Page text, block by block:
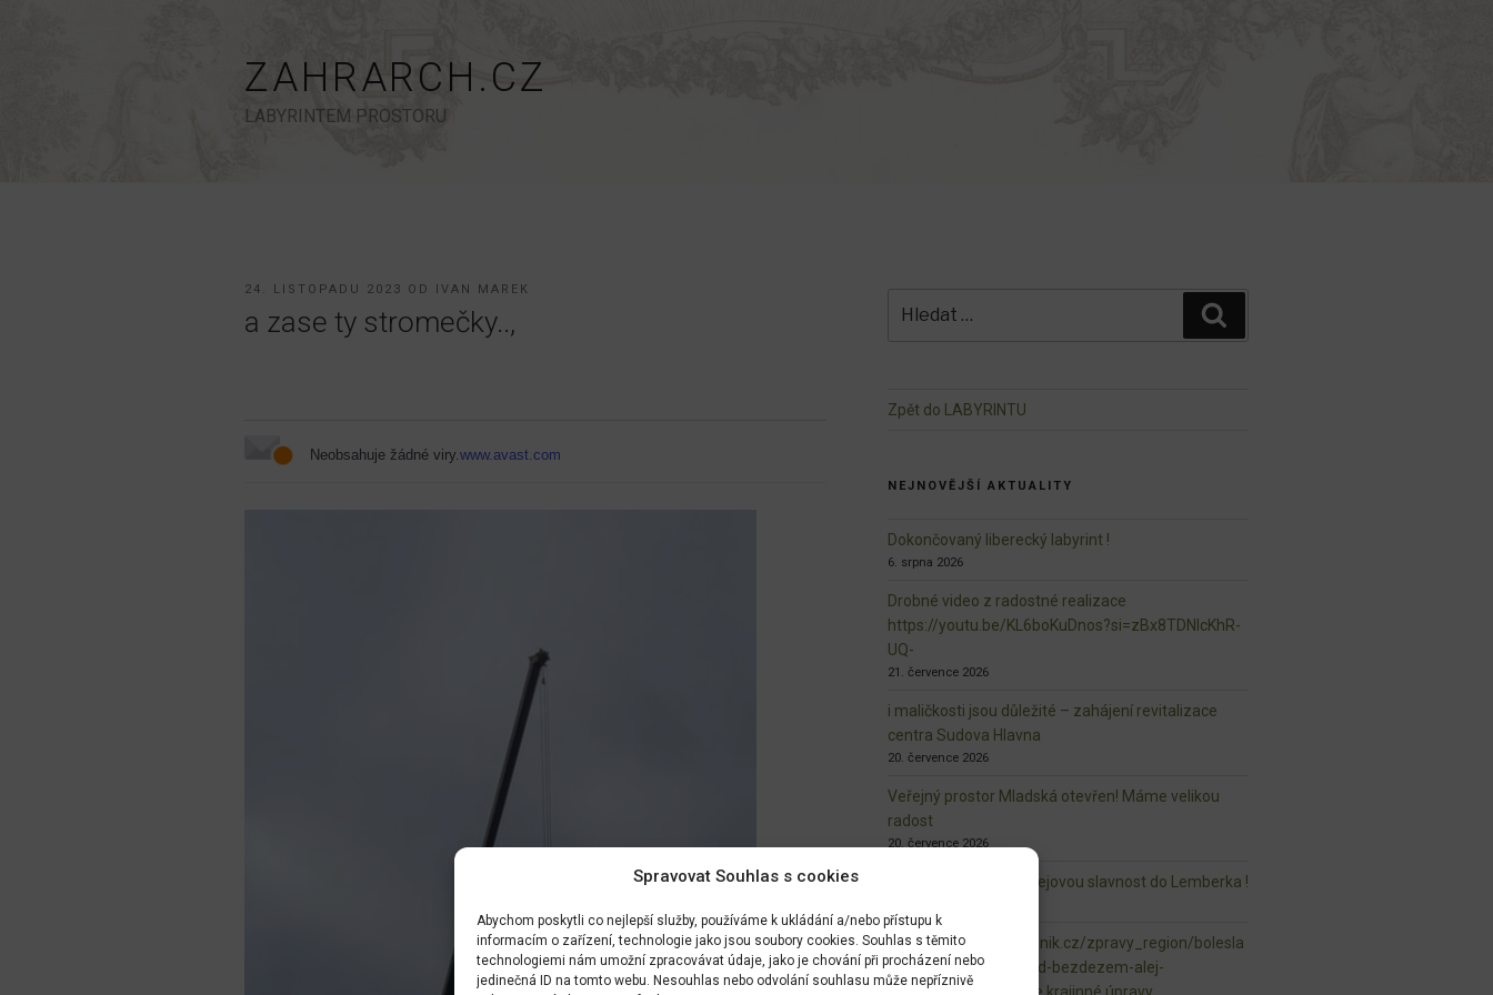
Spravovat Souhlas s cookies
Abychom poskytli co nejlepší služby, používáme k ukládání a/nebo přístupu k
informacím o zařízení, technologie jako jsou soubory cookies. Souhlas s těmito
technologiemi nám umožní zpracovávat údaje, jako je chování při procházení nebo
jedinečná ID na tomto webu. Nesouhlas nebo odvolání souhlasu může nepříznivě
ZAHRARCH.CZ
LABYRINTEM PROSTORU
PUBLIKOVÁNO
24. LISTOPADU 2023 OD IVAN MAREK
a zase ty stromečky..,
Neobsahuje žádné viry.www.avast.com
Zpět do LABYRINTU
NEJNOVĚJŠÍ AKTUALITY
Dokončovaný liberecký labyrint !
6. srpna 2026
Drobné video z radostné realizace
https://youtu.be/KL6boKuDnos?si=zBx8TDNlcKhR-
UQ-
21. července 2026
i maličkosti jsou důležité – zahájení revitalizace
centra Sudova Hlavna
20. července 2026
Veřejný prostor Mladská otevřen! Máme velikou
radost
20. července 2026
zveme Vás na naši Alejovou slavnost do Lemberka !
https://boleslavsky.denik.cz/zpravy_region/bolesla
vko-brezinka-bela-pod-bezdezem-alej-